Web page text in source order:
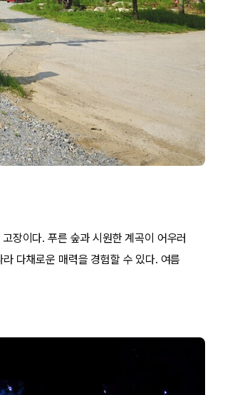
장이다. 푸른 숲과 시원한 계곡이 어우러
다채로운 매력을 경험할 수 있다. 여름